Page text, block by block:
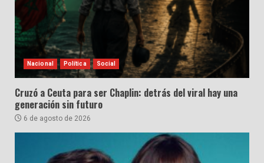
Nacional Política Social
Cruzó a Ceuta para ser Chaplin: detrás del viral hay una
generación sin futuro
6 de agosto de 2026